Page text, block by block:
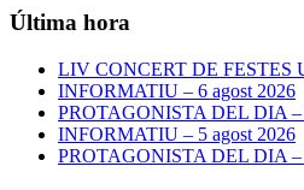
Última hora
LIV CONCERT DE FESTES
INFORMATIU – 6 agost 2026
PROTAGONISTA DEL DIA –
INFORMATIU – 5 agost 2026
PROTAGONISTA DEL DIA –